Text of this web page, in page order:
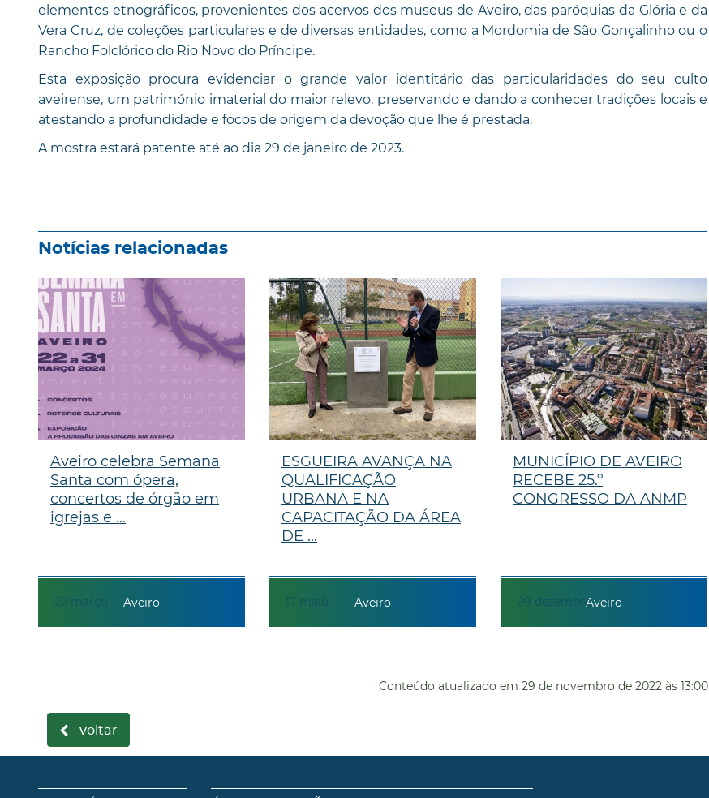
elementos etnográficos, provenientes dos acervos dos museus de Aveiro, das paróquias da Glória e da
Vera Cruz, de coleções particulares e de diversas entidades, como a Mordomia de São Gonçalinho ou o
Rancho Folclórico do Rio Novo do Príncipe.
Esta exposição procura evidenciar o grande valor identitário das particularidades do seu culto
aveirense, um património imaterial do maior relevo, preservando e dando a conhecer tradições locais e
atestando a profundidade e focos de origem da devoção que lhe é prestada.
A mostra estará patente até ao dia 29 de janeiro de 2023.
Notícias relacionadas
22 março
Aveiro celebra Semana
Santa com ópera,
concertos de órgão em
igrejas e ...
Aveiro 17 maio
ESGUEIRA AVANÇA NA
QUALIFICAÇÃO
URBANA E NA
CAPACITAÇÃO DA ÁREA
DE ...
Aveiro 09 dezembro
MUNICÍPIO DE AVEIRO
RECEBE 25.º
CONGRESSO DA ANMP
Aveiro
Conteúdo atualizado em 29 de novembro de 2022 às 13:00
voltar